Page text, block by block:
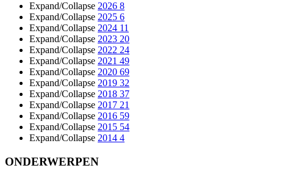
Expand/Collapse 2026 8
Expand/Collapse 2025 6
Expand/Collapse 2024 11
Expand/Collapse 2023 20
Expand/Collapse 2022 24
Expand/Collapse 2021 49
Expand/Collapse 2020 69
Expand/Collapse 2019 32
Expand/Collapse 2018 37
Expand/Collapse 2017 21
Expand/Collapse 2016 59
Expand/Collapse 2015 54
Expand/Collapse 2014 4
ONDERWERPEN